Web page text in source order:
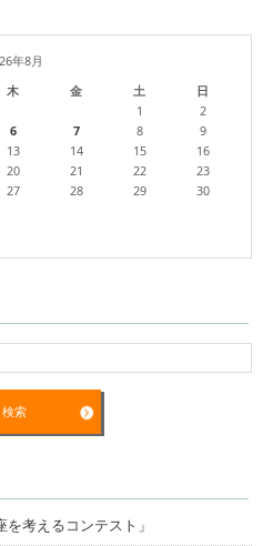
年8月
木 金 土 日
1
2
6 7 8
9
13 14 15
16
20 21 22
23
27 28 29
30
考えるコンテスト」